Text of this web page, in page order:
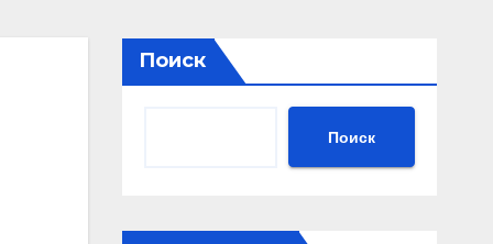
Поиск
Поиск